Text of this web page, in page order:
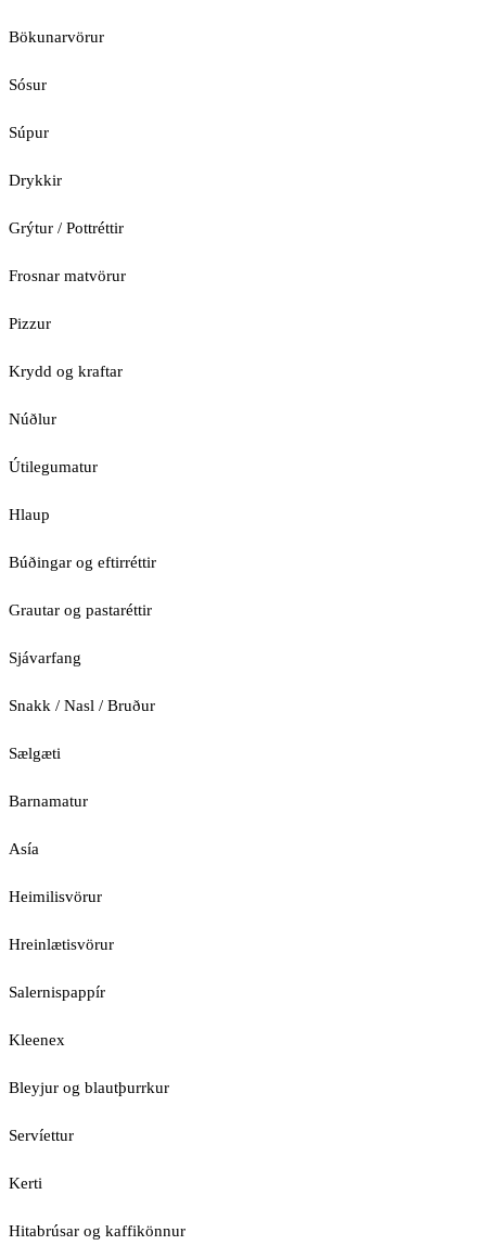
Bökunarvörur
Sósur
Súpur
Drykkir
Grýtur / Pottréttir
Frosnar matvörur
Pizzur
Krydd og kraftar
Núðlur
Útilegumatur
Hlaup
Búðingar og eftirréttir
Grautar og pastaréttir
Sjávarfang
Snakk / Nasl / Bruður
Sælgæti
Barnamatur
Asía
Heimilisvörur
Hreinlætisvörur
Salernispappír
Kleenex
Bleyjur og blautþurrkur
Servíettur
Kerti
Hitabrúsar og kaffikönnur